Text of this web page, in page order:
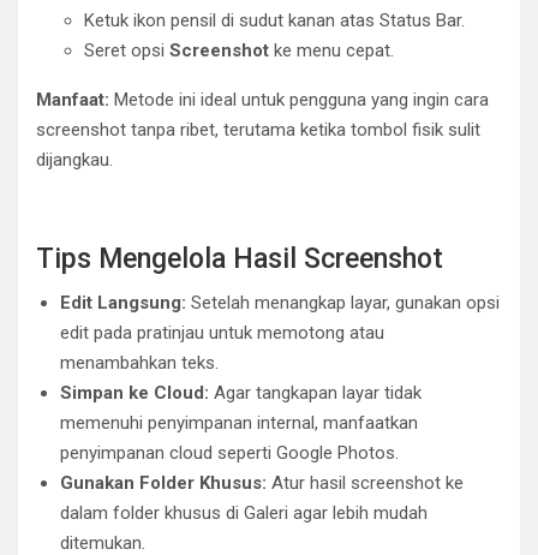
Ketuk ikon pensil di sudut kanan atas Status Bar.
Seret opsi Screenshot ke menu cepat.
Manfaat: Metode ini ideal untuk pengguna yang ingin cara
screenshot tanpa ribet, terutama ketika tombol fisik sulit
dijangkau.
Tips Mengelola Hasil Screenshot
Edit Langsung: Setelah menangkap layar, gunakan opsi
edit pada pratinjau untuk memotong atau
menambahkan teks.
Simpan ke Cloud: Agar tangkapan layar tidak
memenuhi penyimpanan internal, manfaatkan
penyimpanan cloud seperti Google Photos.
Gunakan Folder Khusus: Atur hasil screenshot ke
dalam folder khusus di Galeri agar lebih mudah
ditemukan.